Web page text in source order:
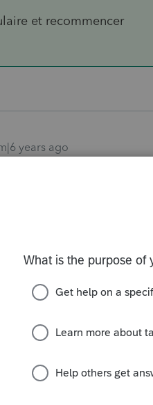
et recommencer
years ago
s3 résidence
T2091#1
et recommencer
this
years ago